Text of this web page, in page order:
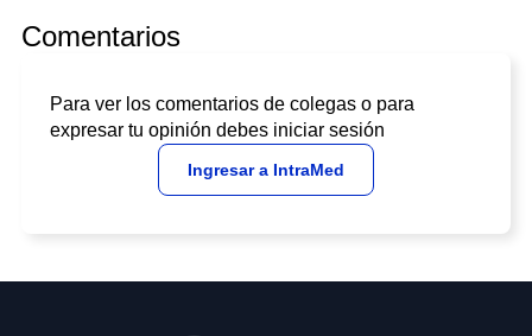
Comentarios
Para ver los comentarios de colegas o para
expresar tu opinión debes iniciar sesión
Ingresar a IntraMed